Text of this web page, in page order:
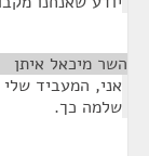
השר מיכאל איתן
אני, המעביד
שלמה כך.